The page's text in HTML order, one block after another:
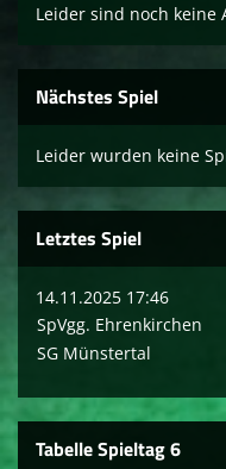
Mitglied werden
Leider sind noch keine
Nächstes Spiel
Leider wurden keine
Letztes Spiel
14.11.2025 17:46
SpVgg. Ehrenkirchen
SG Münstertal
Tabelle Spieltag 6